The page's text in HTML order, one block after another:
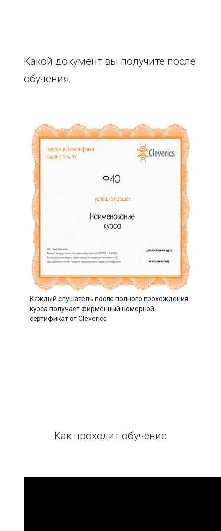
Какой документ вы получите после
обучения
Каждый слушатель после полного прохождения
курса получает фирменный номерной
сертификат от Cleverics
Как проходит обучение